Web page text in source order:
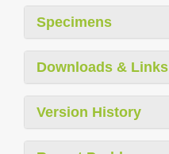
Specimens
Downloads & Links
Version History